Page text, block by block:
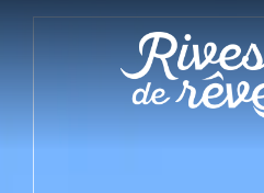
Panneau de gestion des cookies